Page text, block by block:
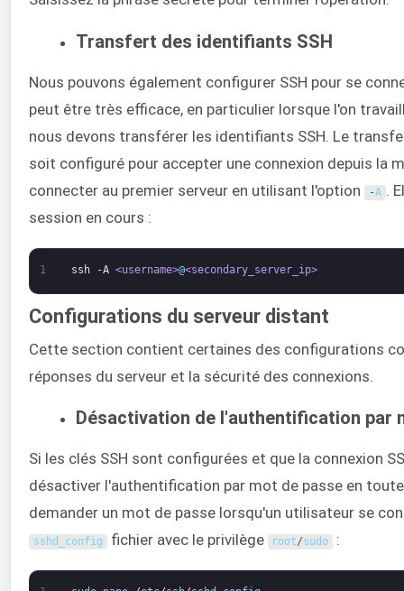
Transfert des identifiants SSH
Nous pouvons également configurer SSH pour se
peut être très efficace, en particulier lorsque l'on
nous devons transférer les identifiants SSH. Le
soit configuré pour accepter une connexion depuis la
connecter au premier serveur en utilisant l'option
-A .
session en cours :
1 ssh -A <username>@<secondary_server_ip>
Configurations du serveur distant
Cette section contient certaines des configurations
réponses du serveur et la sécurité des connexions.
Désactivation de l'authentification par
Si les clés SSH sont configurées et que la connexion
désactiver l'authentification par mot de passe en
demander un mot de passe lorsqu'un utilisateur se
sshd_config fichier avec le privilège root/sudo :